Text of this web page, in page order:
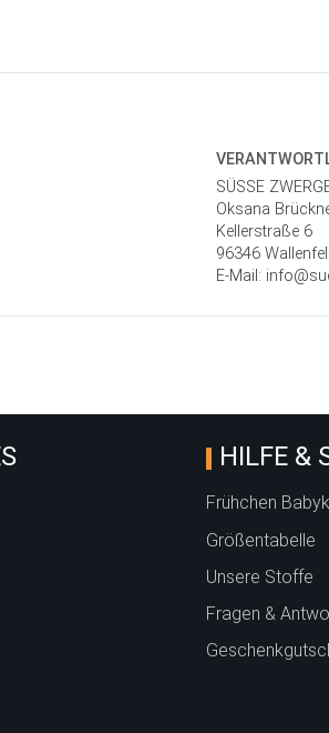
SÜSSE
Oksana
Kellerstraße 6
96346
E-Mail:
HILFE &
Frühchen
Größentabelle
Unsere Stoffe
Fragen &